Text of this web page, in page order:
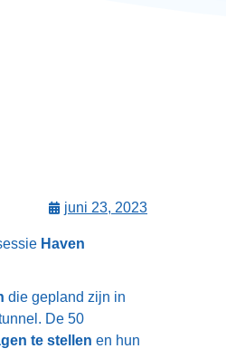
juni 23, 2023
Haven
die gepland zijn in
De 50
te stellen en hun